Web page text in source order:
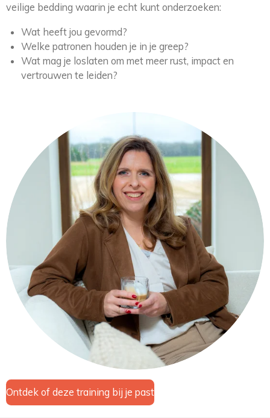
veilige bedding waarin je echt kunt onderzoeken:
Wat heeft jou gevormd?
Welke patronen houden je in je greep?
Wat mag je loslaten om met meer rust, impact en
vertrouwen te leiden?
Ontdek of deze training bij je past